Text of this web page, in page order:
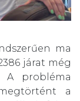
ma
járat még
A probléma
a